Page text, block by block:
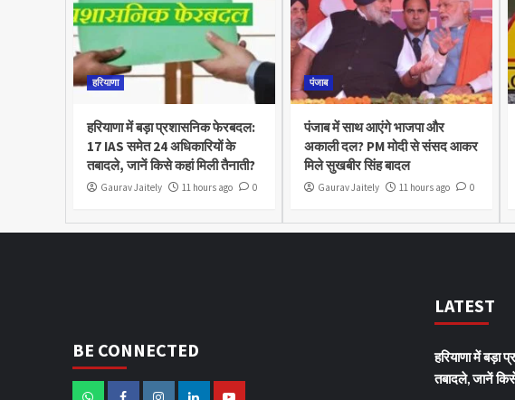
हरियाणा
हरियाणा में बड़ा प्रशासनिक फेरबदल:
17 IAS समेत 24 अधिकारियों के
तबादले, जानें किसे कहां मिली तैनाती?
Gaurav Jaitely 11 hours ago 0
पंजाब
पंजाब में साथ आएंगे भाजपा और
अकाली दल? PM मोदी से संसद आकर
मिले सुखबीर सिंह बादल
Gaurav Jaitely 11 hours ago 0
BE CONNECTED
LATEST
हरियाणा में
तबादले, जानें किसे